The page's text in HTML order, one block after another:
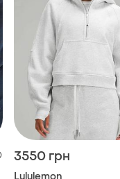
3550 грн